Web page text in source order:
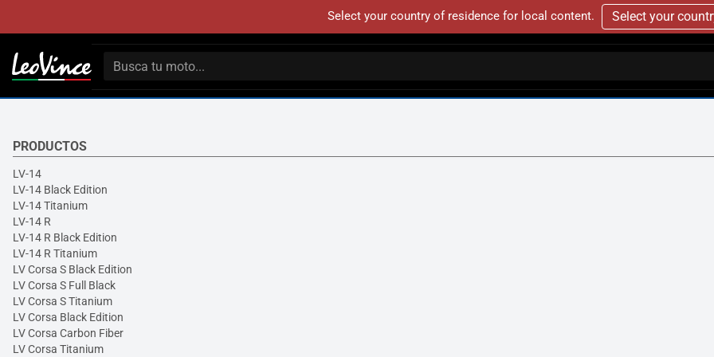
Select your country of residence for local content. Select your
PRODUCTOS
LV-14
LV-14 Black Edition
LV-14 Titanium
LV-14 R
LV-14 R Black Edition
LV-14 R Titanium
LV Corsa S Black Edition
LV Corsa S Full Black
LV Corsa S Titanium
LV Corsa Black Edition
LV Corsa Carbon Fiber
LV Corsa Titanium